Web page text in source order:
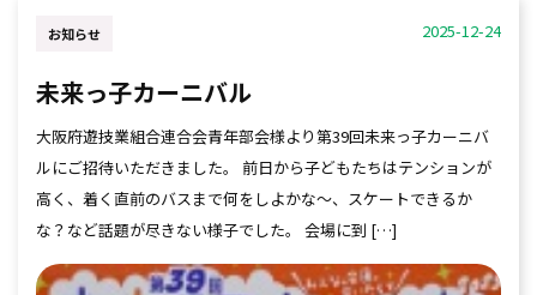
2025-12-24
お知らせ
未来っ子カーニバル
大阪府遊技業組合連合会青年部会様より第39回未来っ子カーニバ
ルにご招待いただきました。 前日から子どもたちはテンションが
高く、着く直前のバスまで何をしよかな～、スケートできるか
な？など話題が尽きない様子でした。 会場に到 […]